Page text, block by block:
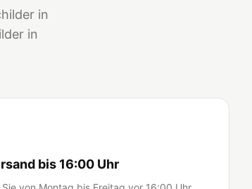
in
in
bis 16:00 Uhr